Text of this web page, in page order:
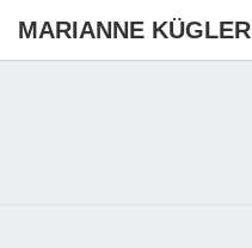
MARIANNE KÜGLER